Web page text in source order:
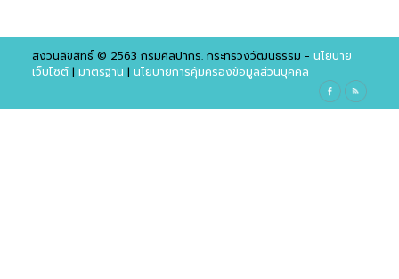
สงวนลิขสิทธิ์ © 2563 กรมศิลปากร. กระทรวงวัฒนธรรม - นโยบาย
เว็บไซต์| มาตรฐาน | นโยบายการคุ้มครองข้อมูลส่วนบุคคล